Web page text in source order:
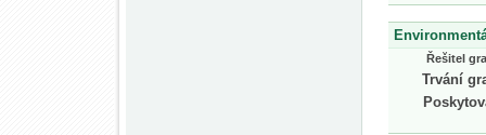
Řešitel
Trvání